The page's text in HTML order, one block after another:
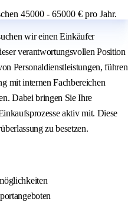
45000 - 65000 € pro Jahr.
wir einen Einkäufer
verantwortungsvollen Position
Personaldienstleistungen, führen
mit internen Fachbereichen
Dabei bringen Sie Ihre
aktiv mit. Diese
zu besetzen.